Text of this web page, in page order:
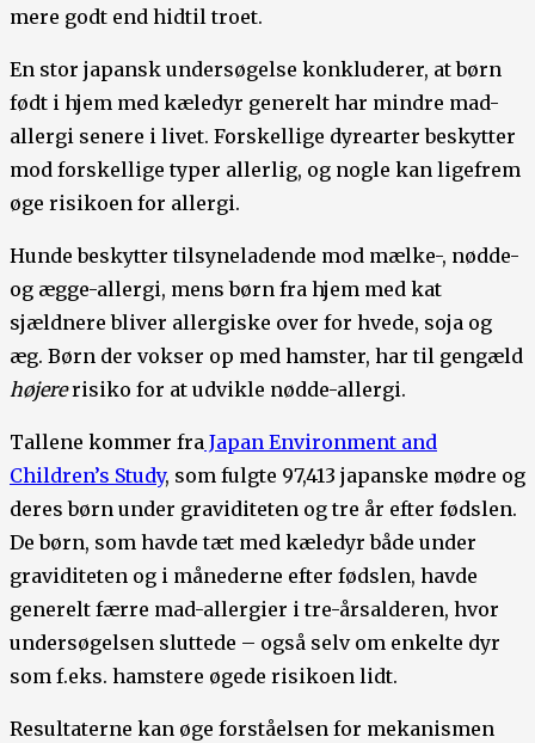
mere godt end hidtil troet.
En stor japansk undersøgelse konkluderer, at børn
født i hjem med kæledyr generelt har mindre mad-
allergi senere i livet. Forskellige dyrearter beskytter
mod forskellige typer allerlig, og nogle kan ligefrem
øge risikoen for allergi.
Hunde beskytter tilsyneladende mod mælke-, nødde-
og ægge-allergi, mens børn fra hjem med kat
sjældnere bliver allergiske over for hvede, soja og
æg. Børn der vokser op med hamster, har til gengæld
højererisiko for at udvikle nødde-allergi.
Tallene kommer fra Japan Environment and
Children’s Study, som fulgte 97,413 japanske mødre og
deres børn under graviditeten og tre år efter fødslen.
De børn, som havde tæt med kæledyr både under
graviditeten og i månederne efter fødslen, havde
generelt færre mad-allergier i tre-årsalderen, hvor
undersøgelsen sluttede – også selv om enkelte dyr
som f.eks. hamstere øgede risikoen lidt.
Resultaterne kan øge forståelsen for mekanismen